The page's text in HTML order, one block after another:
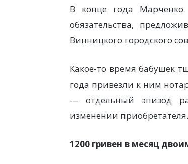
В конце года
обязательства,
Винницкого городского
Какое-то время бабушек
года привезли к ним
— отдельный эпизод
изменении приобретателя.
1200 гривен в месяц